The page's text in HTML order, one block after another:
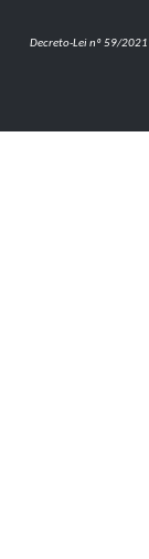
Decreto-Lei nº 59/2021